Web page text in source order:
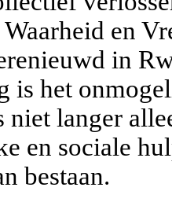
en
in
is het
langer
en sociale
bestaan.